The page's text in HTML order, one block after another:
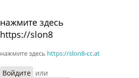
нажмите здесь
https://slon8
нажмите здесь https://slon8-cc.at
Войдите или